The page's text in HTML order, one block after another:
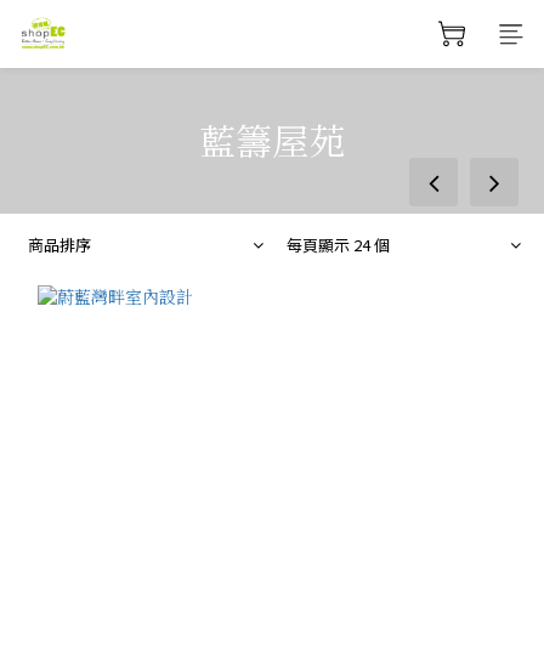
prev next
藍籌屋苑
商品排序 每頁顯示 24 個